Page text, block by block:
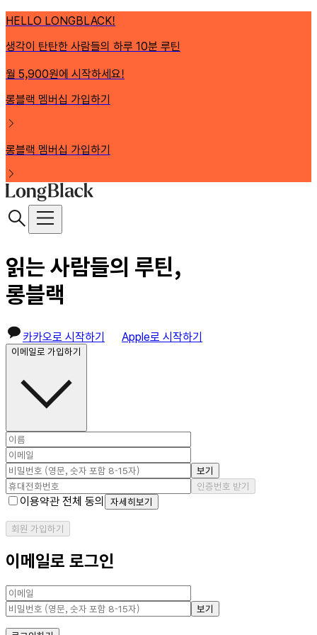
HELLO LONGBLACK!
생각이 탄탄한 사람들의 하루 10분 루틴
월 5,900원에 시작하세요!
롱블랙 멤버십 가입하기
롱블랙 멤버십 가입하기
읽는 사람들의 루틴,
롱블랙
카카오로 시작하기 Apple로 시작하기
이메일로 가입하기
보기
인증번호 받기
이용약관 전체 동의 자세히보기
회원 가입하기
이메일로 로그인
보기